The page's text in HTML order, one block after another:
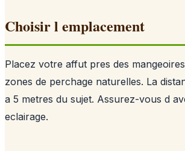
Choisir l emplacement
Placez votre affut pres des
zones de perchage naturelles. La
a 5 metres du sujet. Assurez-vous d
eclairage.